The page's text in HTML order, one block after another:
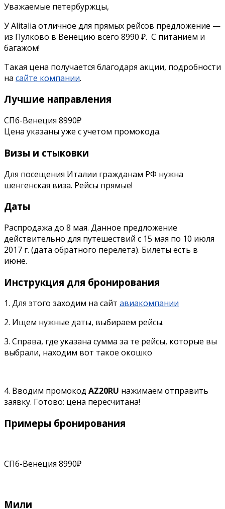
Уважаемые петербуржцы,
У Alitalia отличное для прямых рейсов предложение —
из Пулково в Венецию всего 8990 ₽. С питанием и
багажом!
Такая цена получается благодаря акции, подробности
на сайте компании.
Лучшие направления
СПб-Венеция 8990₽
Цена указаны уже с учетом промокода.
Визы и стыковки
Для посещения Италии гражданам РФ нужна
шенгенская виза. Рейсы прямые!
Даты
Распродажа до 8 мая. Данное предложение
действительно для путешествий c 15 мая по 10 июля
2017 г. (дата обратного перелета). Билеты есть в
июне.
Инструкция для бронирования
1. Для этого заходим на сайт авиакомпании
2. Ищем нужные даты, выбираем рейсы.
3. Справа, где указана сумма за те рейсы, которые вы
выбрали, находим вот такое окошко
4. Вводим промокод AZ20RU нажимаем отправить
заявку. Готово: цена пересчитана!
Примеры бронирования
СПб-Венеция 8990₽
Мили